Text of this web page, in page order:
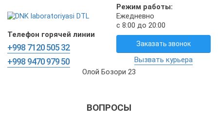
Режим работы:
Ежедневно
с 8:00 до 20:00
Телефон горячей линии
+998 7120 505 32
+998 9470 979 50
Заказать звонок
Вызвать курьера
Олой Бозори 23
ВОПРОСЫ